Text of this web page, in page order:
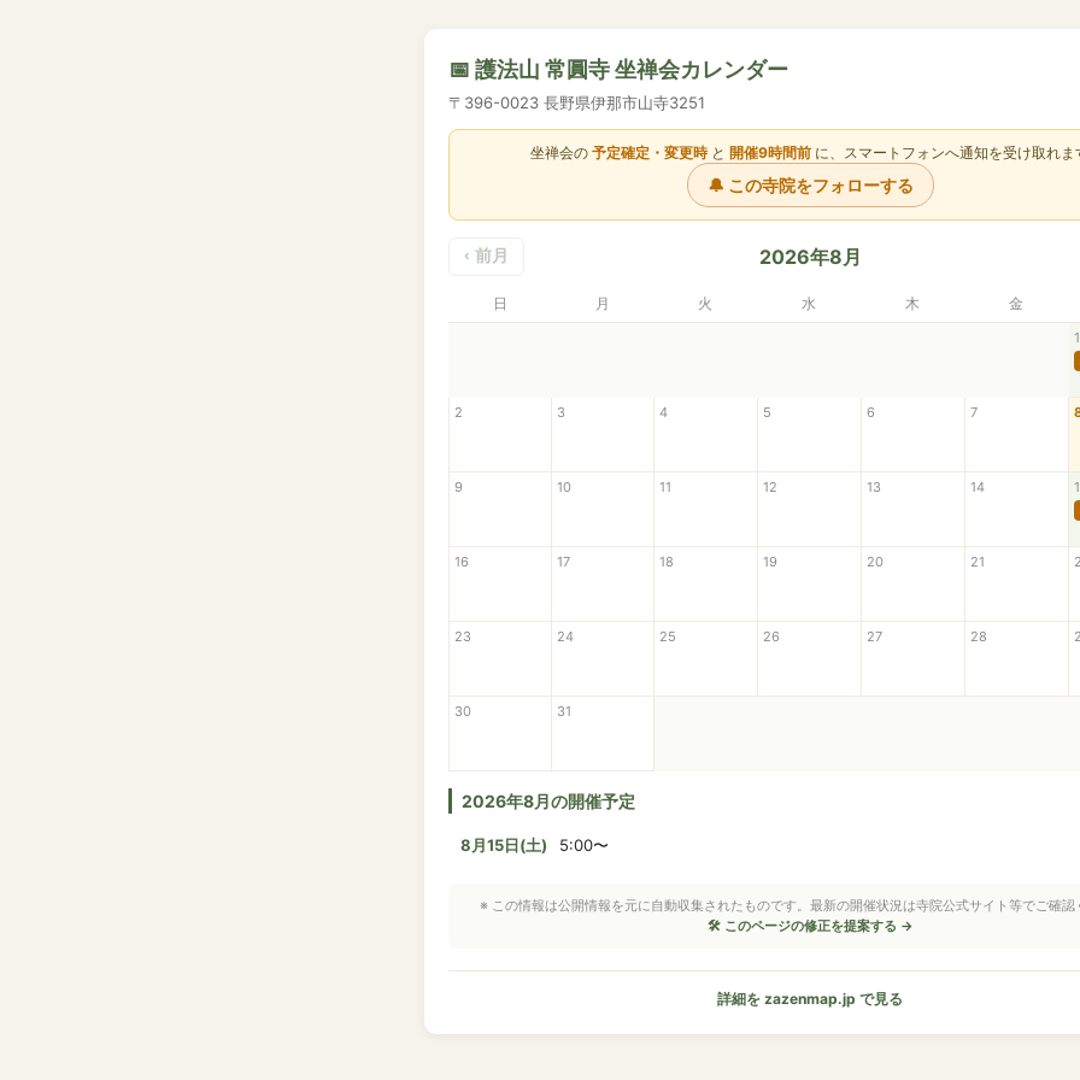
📅 護法山 常圓寺 坐禅会カレンダー
〒396-0023 長野県伊那市山寺3251
坐禅会の 予定確定・変更時と 開催9時間前 に、スマートフォンへ通知を受け取れま
🔔 この寺院をフォローする
‹ 前月 2026年8月
日 月 火 水 木 金
1
2 3 4 5 6 7
9 10 11 12 13 14
16 17 18 19 20 21
23 24 25 26 27 28
30 31
2026年8月の開催予定
8月15日(土) 5:00〜
※ この情報は公開情報を元に自動収集されたものです。最新の開催状況は寺院公式サイト等でご確認
🛠 このページの修正を提案する →
詳細を zazenmap.jp で見る